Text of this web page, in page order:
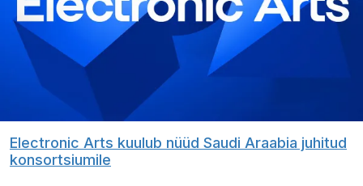
Electronic Arts kuulub nüüd Saudi Araabia juhitud
konsortsiumile